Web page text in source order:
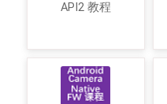
API2 教程